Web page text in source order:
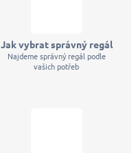
Jak vybrat správný regál
Najdeme správný regál podle
vašich potřeb